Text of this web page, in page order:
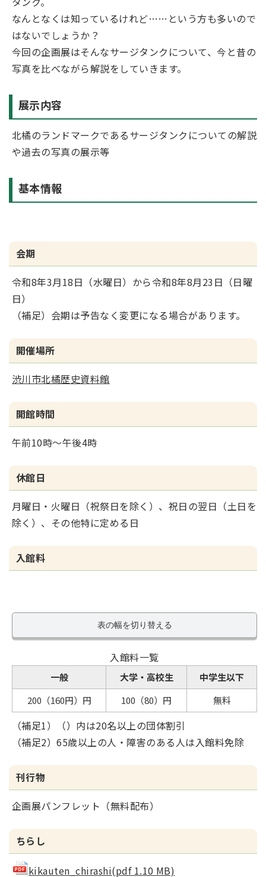
なんとなくは知っているけれど……という方も多いので
はないでしょうか？
今回の企画展はそんなサージタンクについて、今と昔の
写真を比べながら解説をしていきます。
展示内容
北橘のランドマークであるサージタンクについての解説
や過去の写真の展示等
基本情報
会期
令和8年3月18日（水曜日）から令和8年8月23日（日曜
日）
（補足）会期は予告なく変更になる場合があります。
開催場所
渋川市北橘歴史資料館
開館時間
午前10時～午後4時
休館日
月曜日・火曜日（祝祭日を除く）、祝日の翌日（土日を
除く）、その他特に定める日
入館料
表の幅を切り替える
入館料一覧
一般 大学・高校生
中学生以下
200（160円）円
100（80）円 無料
（補足1）（）内は20名以上の団体割引
（補足2）65歳以上の人・障害のある人は入館料免除
刊行物
企画展パンフレット（無料配布）
ちらし
kikauten_chirashi(pdf 1.10 MB)